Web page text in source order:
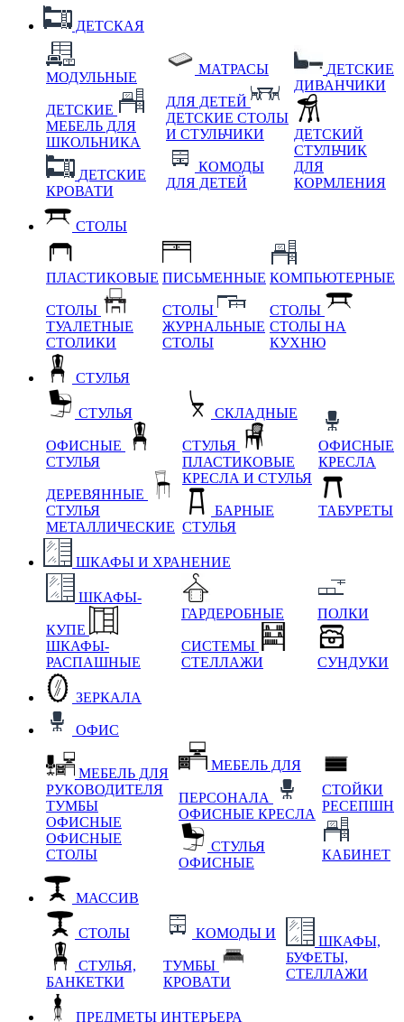
ДЕТСКАЯ
МОДУЛЬНЫЕ
ДЕТСКИЕ
МЕБЕЛЬ ДЛЯ
ШКОЛЬНИКА
ДЕТСКИЕ
КРОВАТИ
МАТРАСЫ
ДЛЯ ДЕТЕЙ
ДЕТСКИЕ СТОЛЫ
И СТУЛЬЧИКИ
КОМОДЫ
ДЛЯ ДЕТЕЙ
ДЕТСКИЕ
ДИВАНЧИКИ
ДЕТСКИЙ
СТУЛЬЧИК
ДЛЯ
КОРМЛЕНИЯ
СТОЛЫ
ПЛАСТИКОВЫЕ
СТОЛЫ
ТУАЛЕТНЫЕ
СТОЛИКИ
ПИСЬМЕННЫЕ
СТОЛЫ
ЖУРНАЛЬНЫЕ
СТОЛЫ
КОМПЬЮТЕРНЫЕ
СТОЛЫ
СТОЛЫ НА
КУХНЮ
СТУЛЬЯ
СТУЛЬЯ
ОФИСНЫЕ
СТУЛЬЯ
ДЕРЕВЯННЫЕ
СТУЛЬЯ
МЕТАЛЛИЧЕСКИЕ
СКЛАДНЫЕ
СТУЛЬЯ
ПЛАСТИКОВЫЕ
КРЕСЛА И СТУЛЬЯ
БАРНЫЕ
СТУЛЬЯ
ОФИСНЫЕ
КРЕСЛА
ТАБУРЕТЫ
ШКАФЫ И ХРАНЕНИЕ
ШКАФЫ-
КУПЕ
ШКАФЫ-
РАСПАШНЫЕ
ГАРДЕРОБНЫЕ
СИСТЕМЫ
СТЕЛЛАЖИ
ПОЛКИ
СУНДУКИ
ЗЕРКАЛА
ОФИС
МЕБЕЛЬ ДЛЯ
РУКОВОДИТЕЛЯ
ТУМБЫ
ОФИСНЫЕ
ОФИСНЫЕ
СТОЛЫ
МЕБЕЛЬ ДЛЯ
ПЕРСОНАЛА
ОФИСНЫЕ КРЕСЛА
СТУЛЬЯ
ОФИСНЫЕ
СТОЙКИ
РЕСЕПШН
КАБИНЕТ
МАССИВ
СТОЛЫ
СТУЛЬЯ,
БАНКЕТКИ
КОМОДЫ И
ТУМБЫ
КРОВАТИ
ШКАФЫ,
БУФЕТЫ,
СТЕЛЛАЖИ
ПРЕДМЕТЫ ИНТЕРЬЕРА